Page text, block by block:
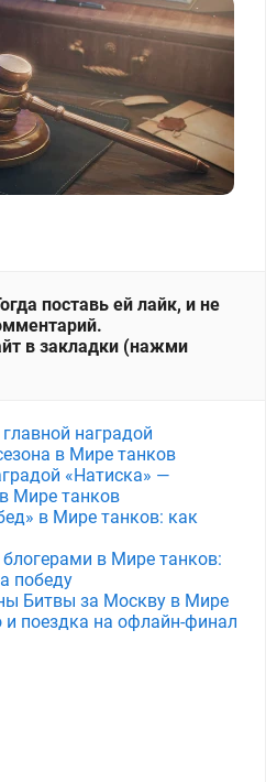
поставь ей лайк, и не
в закладки (нажми
наградой
в Мире танков
«Натиска» —
Мире танков
в Мире танков: как
в Мире танков:
победу
Битвы за Москву в Мире
и поездка на офлайн-финал